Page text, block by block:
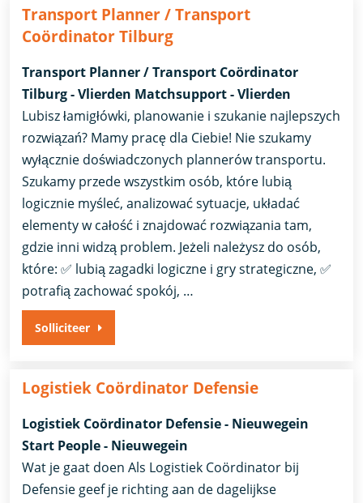
Transport Planner / Transport
Coördinator Tilburg
Transport Planner / Transport Coördinator
Tilburg - Vlierden Matchsupport - Vlierden
Lubisz łamigłówki, planowanie i szukanie najlepszych
rozwiązań? Mamy pracę dla Ciebie! Nie szukamy
wyłącznie doświadczonych plannerów transportu.
Szukamy przede wszystkim osób, które lubią
logicznie myśleć, analizować sytuacje, układać
elementy w całość i znajdować rozwiązania tam,
gdzie inni widzą problem. Jeżeli należysz do osób,
które: ✅ lubią zagadki logiczne i gry strategiczne, ✅
potrafią zachować spokój, …
Solliciteer
Logistiek Coördinator Defensie
Logistiek Coördinator Defensie - Nieuwegein
Start People - Nieuwegein
Wat je gaat doen Als Logistiek Coördinator bij
Defensie geef je richting aan de dagelijkse